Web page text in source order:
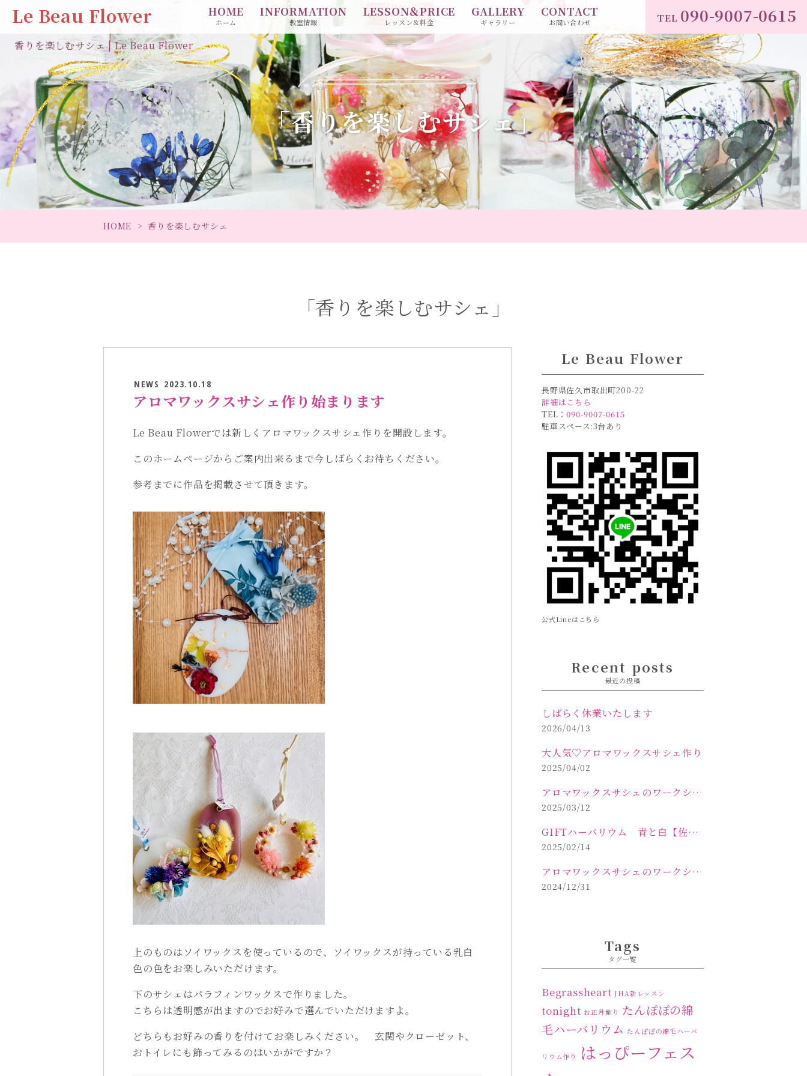
Le Beau Flower TEL 090-9007-0615
HOME
ホーム
INFORMATION
教室情報
LESSON＆PRICE
レッスン＆料金
GALLERY
ギャラリー
CONTACT
お問い合わせ
香りを楽しむサシェ | Le Beau Flower
「香りを楽しむサシェ」
HOME 香りを楽しむサシェ
「香りを楽しむサシェ」
NEWS 2023.10.18
アロマワックスサシェ作り始まります
Le Beau Flowerでは新しくアロマワックスサシェ作りを開設します。
このホームページからご案内出来るまで今しばらくお待ちください。
参考までに作品を掲載させて頂きます。
上のものはソイワックスを使っているので、ソイワックスが持っている乳白
色の色をお楽しみいただけます。
下のサシェはパラフィンワックスで作りました。
こちらは透明感が出ますのでお好みで選んでいただけますよ。
どちらもお好みの香りを付けてお楽しみください。 玄関やクローゼット、
おトイレにも飾ってみるのはいかがですか？
Le Beau Flower
長野県佐久市取出町200-22
詳細はこちら
TEL：090-9007-0615
駐車スペース:3台あり
公式Lineはこちら
Recent posts
最近の投稿
しばらく休業いたします
2026/04/13
大人気♡アロマワックスサシェ作り
2025/04/02
アロマワックスサシェのワークショップinPOLA中込原店 VOL.2
2025/03/12
GIFTハーバリウム 青と白【佐久市 ハーバリウム ギフト】
2025/02/14
アロマワックスサシェのワークショップinPOLA中込原店ご報告【佐久市 キャンドル サシェ】
2024/12/31
Tags
タグ一覧
Begrassheart JHA新レッスン
tonight お正月飾り たんぽぽの綿
毛ハーバリウム たんぽぽの綿毛ハーバ
リウム作り
はっぴーフェス